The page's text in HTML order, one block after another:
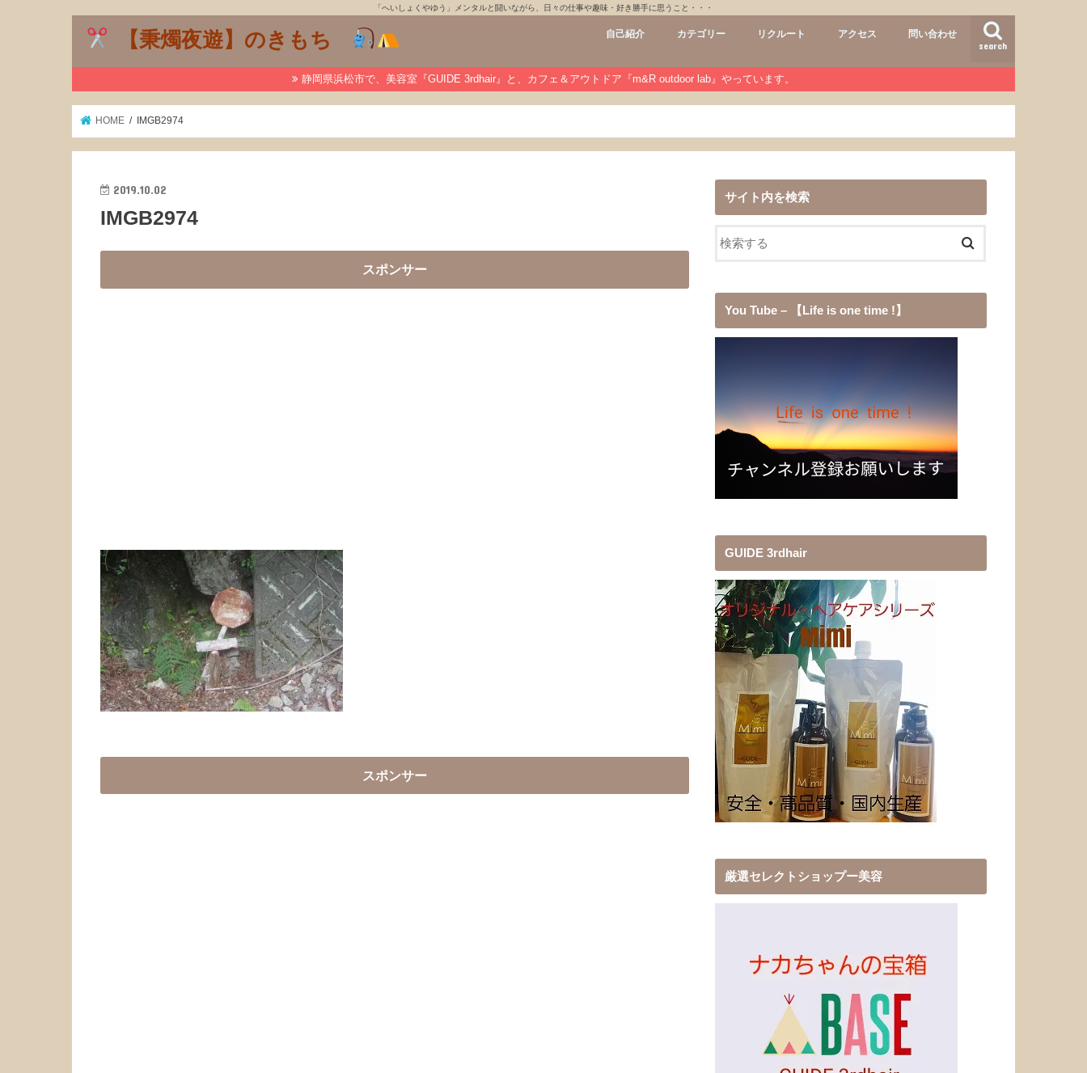
「へいしょくやゆう」メンタルと闘いながら、日々の仕事や趣味・好き勝手に思うこと・・・
【秉燭夜遊】のきもち search
自己紹介 カテゴリー
GUIDE 3rdhair おすすめメニュー
ヘアースタイル
商品
m&R outdoor lab ワンコ
道具
private 愛犬チョコ
渓流釣り
登山
未分類
リクルート アクセス 問い合わせ
静岡県浜松市で、美容室『GUIDE 3rdhair』と、カフェ＆アウトドア『m&R outdoor lab』やっています。
HOME IMGB2974
2019.10.02
IMGB2974
スポンサー
スポンサー
サイト内を検索
You Tube – 【Life is one time !】
GUIDE 3rdhair
厳選セレクトショップー美容